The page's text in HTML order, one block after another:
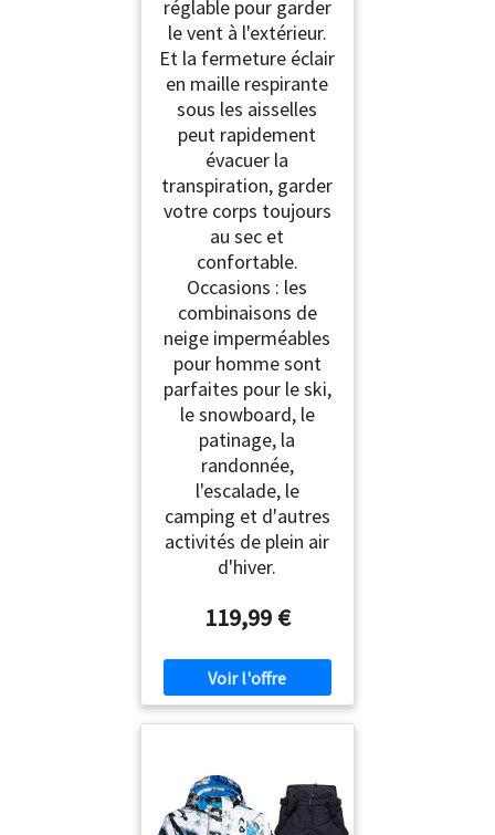
réglable pour garder
le vent à l'extérieur.
Et la fermeture éclair
en maille respirante
sous les aisselles
peut rapidement
évacuer la
transpiration, garder
votre corps toujours
au sec et
confortable.
Occasions : les
combinaisons de
neige imperméables
pour homme sont
parfaites pour le ski,
le snowboard, le
patinage, la
randonnée,
l'escalade, le
camping et d'autres
activités de plein air
d'hiver.
119,99 €